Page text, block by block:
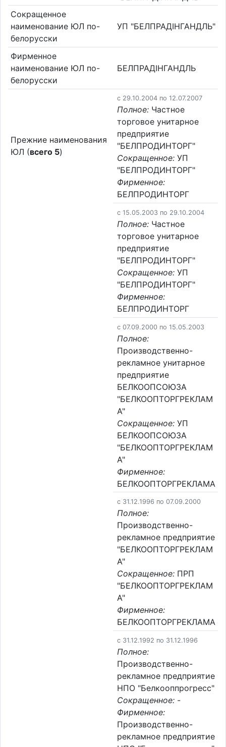
Сокращенное
наименование ЮЛ по-
белорусски
УП "БЕЛПРАДIНГАНДЛЬ"
Фирменное
наименование ЮЛ по-
белорусски
БЕЛПРАДIНГАНДЛЬ
Прежние наименования
ЮЛ (всего 5)
c 29.10.2004 по 12.07.2007
Полное: Частное
торговое унитарное
предприятие
"БЕЛПРОДИНТОРГ"
Сокращенное: УП
"БЕЛПРОДИНТОРГ"
Фирменное:
БЕЛПРОДИНТОРГ
c 15.05.2003 по 29.10.2004
Полное: Частное
торговое унитарное
предприятие
"БЕЛПРОДИНТОРГ"
Сокращенное: УП
"БЕЛПРОДИНТОРГ"
Фирменное:
БЕЛПРОДИНТОРГ
c 07.09.2000 по 15.05.2003
Полное:
Производственно-
рекламное унитарное
предприятие
БЕЛКООПСОЮЗА
"БЕЛКООПТОРГРЕКЛАМ
А"
Сокращенное: УП
БЕЛКООПСОЮЗА
"БЕЛКООПТОРГРЕКЛАМ
А"
Фирменное:
БЕЛКООПТОРГРЕКЛАМА
c 31.12.1996 по 07.09.2000
Полное:
Производственно-
рекламное предприятие
"БЕЛКООПТОРГРЕКЛАМ
А"
Сокращенное: ПРП
"БЕЛКООПТОРГРЕКЛАМ
А"
Фирменное:
БЕЛКООПТОРГРЕКЛАМА
c 31.12.1992 по 31.12.1996
Полное:
Производственно-
рекламное предприятие
НПО "Белкооппрогресс"
Сокращенное: -
Фирменное:
Производственно-
рекламное предприятие